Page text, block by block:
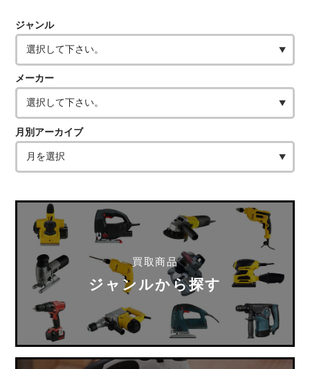
ジャンル
メーカー
月別アーカイブ
買取商品
ジャンルから探す